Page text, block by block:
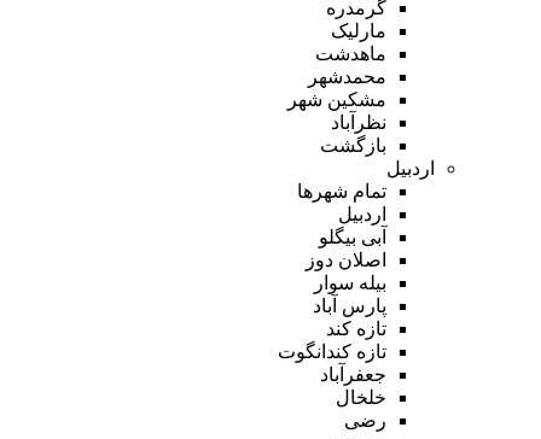
گرمدره
مارلیک
ماهدشت
محمدشهر
مشکین شهر
نظرآباد
بازگشت
اردبیل
تمام شهر‌ها
اردبیل
آبی بیگلو
اصلان دوز
بیله سوار
پارس آباد
تازه کند
تازه کندانگوت
جعفرآباد
خلخال
رضی